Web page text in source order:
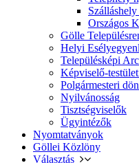
Országos
Gölle
Helyi
Településképi
Képviselő-
Polgármesteri
Nyilvánosság
Tisztségviselők
Ügyintézők
Nyomtatványok
Göllei Közlöny
Választás